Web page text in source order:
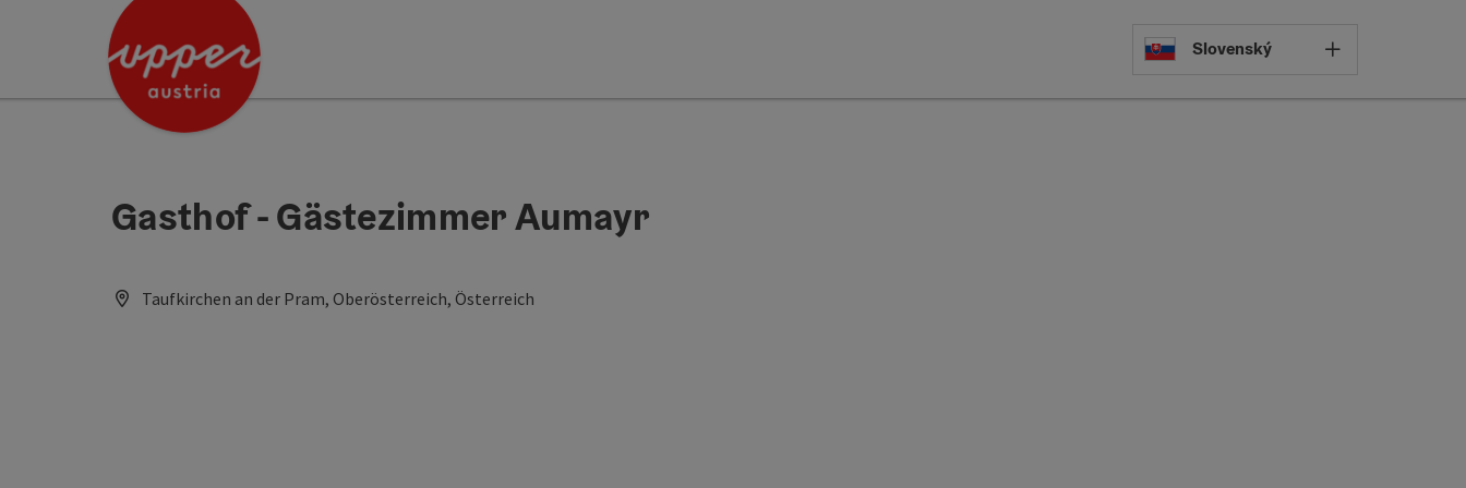
Accesskey
Accesskey
Select
Slovenský
Gasthof - Gästezimmer Aumayr
Taufkirchen an der Pram, Oberösterreich, Österreich